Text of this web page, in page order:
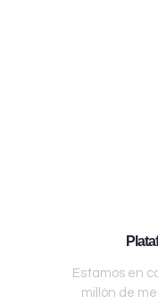
Estamos en
millón de